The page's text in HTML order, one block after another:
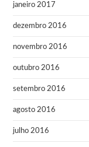
janeiro 2017
dezembro 2016
novembro 2016
outubro 2016
setembro 2016
agosto 2016
julho 2016